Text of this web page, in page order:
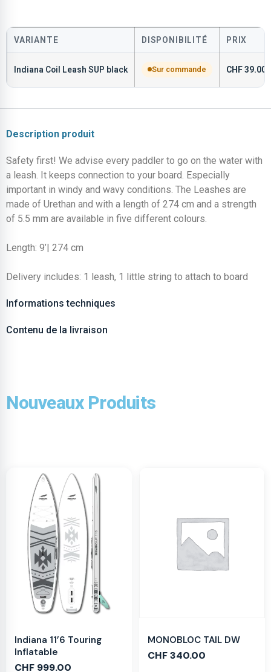
VARIANTE DISPONIBILITÉ PRIX
Indiana Coil Leash SUP black Sur commande CHF39.00
Description produit
Safety first! We advise every paddler to go on the water with
a leash. It keeps connection to your board. Especially
important in windy and wavy conditions. The Leashes are
made of Urethan and with a length of 274 cm and a strength
of 5.5 mm are available in five different colours.
Length: 9’| 274 cm
Delivery includes: 1 leash, 1 little string to attach to board
Informations techniques
Contenu de la livraison
Nouveaux Produits
Indiana 11’6 Touring
Inflatable
CHF 999.00
MONOBLOC TAIL DW
CHF340.00